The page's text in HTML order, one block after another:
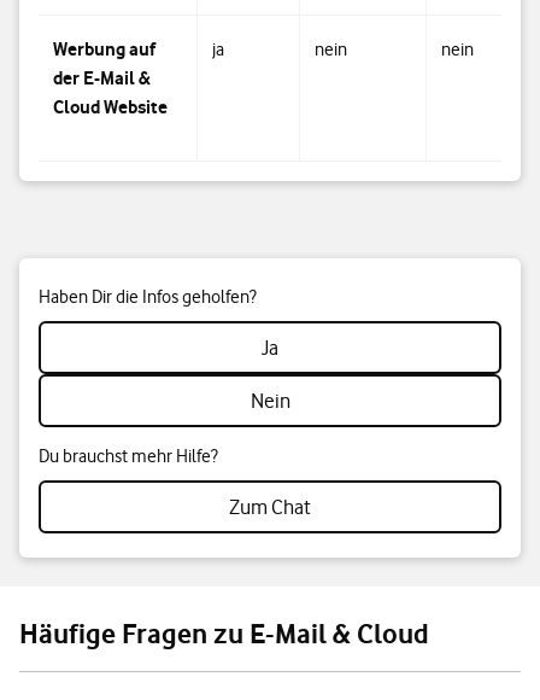
Werbung auf
der E-Mail &
Cloud Website
ja nein nein
Haben Dir die Infos geholfen?
Ja
Nein
Du brauchst mehr Hilfe?
Zum Chat
Häufige Fragen zu E-Mail & Cloud